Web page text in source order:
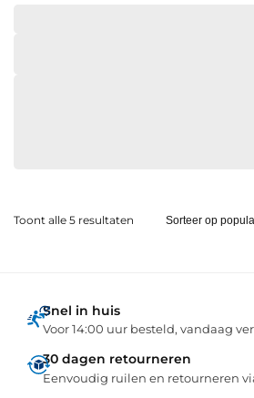
Toont alle 5 resultaten
Snel in huis
Voor 14:00 uur besteld, vandaag
30 dagen retourneren
Eenvoudig ruilen en retourneren